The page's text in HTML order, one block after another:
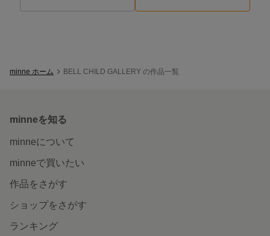
minne ホーム BELL CHILD GALLERY の作品一覧
minneを知る
minneについて
minneで買いたい
作品をさがす
ショップをさがす
ランキング